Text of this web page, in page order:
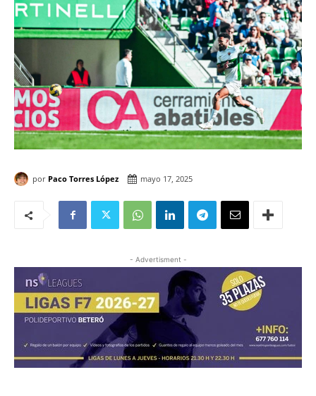
por Paco Torres López mayo 17, 2025
- Advertisment -